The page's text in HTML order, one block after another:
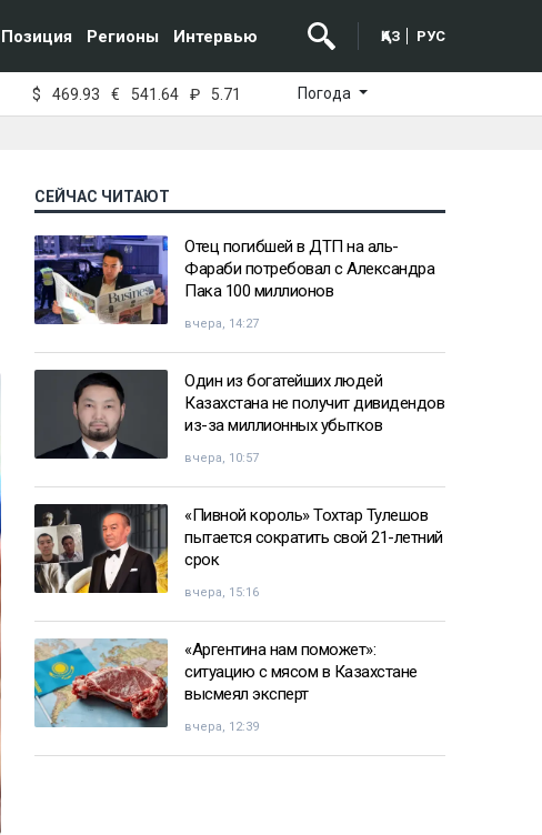
Позиция Регионы Интервью ҚАЗ РУС
$ 469.93 € 541.64 ₽ 5.71 Погода
СЕЙЧАС ЧИТАЮТ
Отец погибшей в ДТП на аль-
Фараби потребовал с Александра
Пака 100 миллионов
вчера, 14:27
Один из богатейших людей
Казахстана не получит дивидендов
из-за миллионных убытков
вчера, 10:57
«Пивной король» Тохтар Тулешов
пытается сократить свой 21-летний
срок
вчера, 15:16
«Аргентина нам поможет»:
ситуацию с мясом в Казахстане
высмеял эксперт
вчера, 12:39